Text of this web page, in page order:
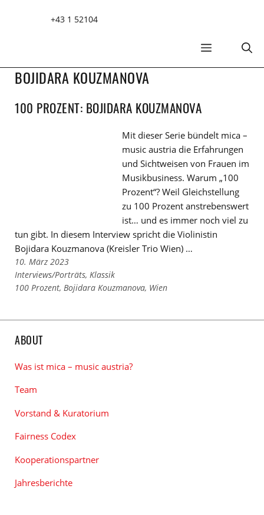
+43 1 52104
MENÜ
BOJIDARA KOUZMANOVA
100 PROZENT: BOJIDARA KOUZMANOVA
Mit dieser Serie bündelt mica –
music austria die Erfahrungen
und Sichtweisen von Frauen im
Musikbusiness. Warum „100
Prozent“? Weil Gleichstellung
zu 100 Prozent anstrebenswert
ist… und es immer noch viel zu
tun gibt. In diesem Interview spricht die Violinistin
Bojidara Kouzmanova (Kreisler Trio Wien) …
10. März 2023
Links
zu
Interviews/Porträts, Klassik
Links
100 Prozent, Bojidara Kouzmanova, Wien
ABOUT
Was ist mica – music austria?
Team
Vorstand & Kuratorium
Fairness Codex
Kooperationspartner
Jahresberichte